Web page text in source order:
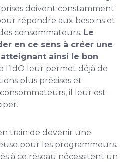
doivent constamment
répondre aux besoins et
consommateurs. Le
en ce sens à créer une
ainsi le bon
l’IdO leur permet déjà de
plus précises et
il leur est
train de devenir une
pour les programmeurs.
à ce réseau nécessitent un